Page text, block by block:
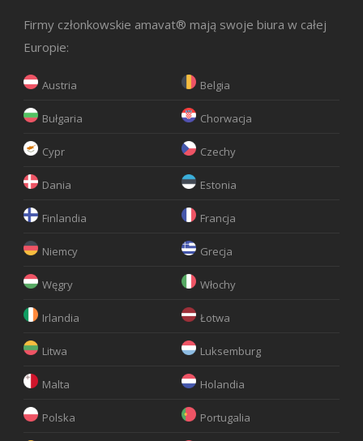
Firmy członkowskie amavat® mają swoje biura w całej
Europie:
Austria Belgia
Bułgaria Chorwacja
Cypr Czechy
Dania Estonia
Finlandia Francja
Niemcy Grecja
Węgry Włochy
Irlandia Łotwa
Litwa Luksemburg
Malta Holandia
Polska Portugalia